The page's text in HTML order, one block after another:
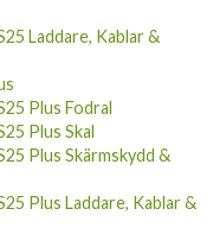
Laddare, Kablar &
Plus Fodral
Plus Skal
Plus Skärmskydd &
Plus Laddare, Kablar &